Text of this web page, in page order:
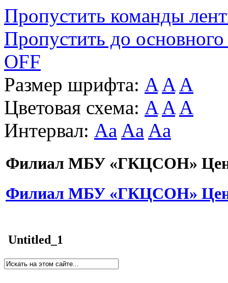
Пропустить команды
Пропустить до основного
OFF
Размер шрифта: A A A
Цветовая схема: A A A
Интервал: Aa Aa Aa
Филиал МБУ «ГКЦСОН»
Филиал МБУ «ГКЦСОН»
Untitled_1